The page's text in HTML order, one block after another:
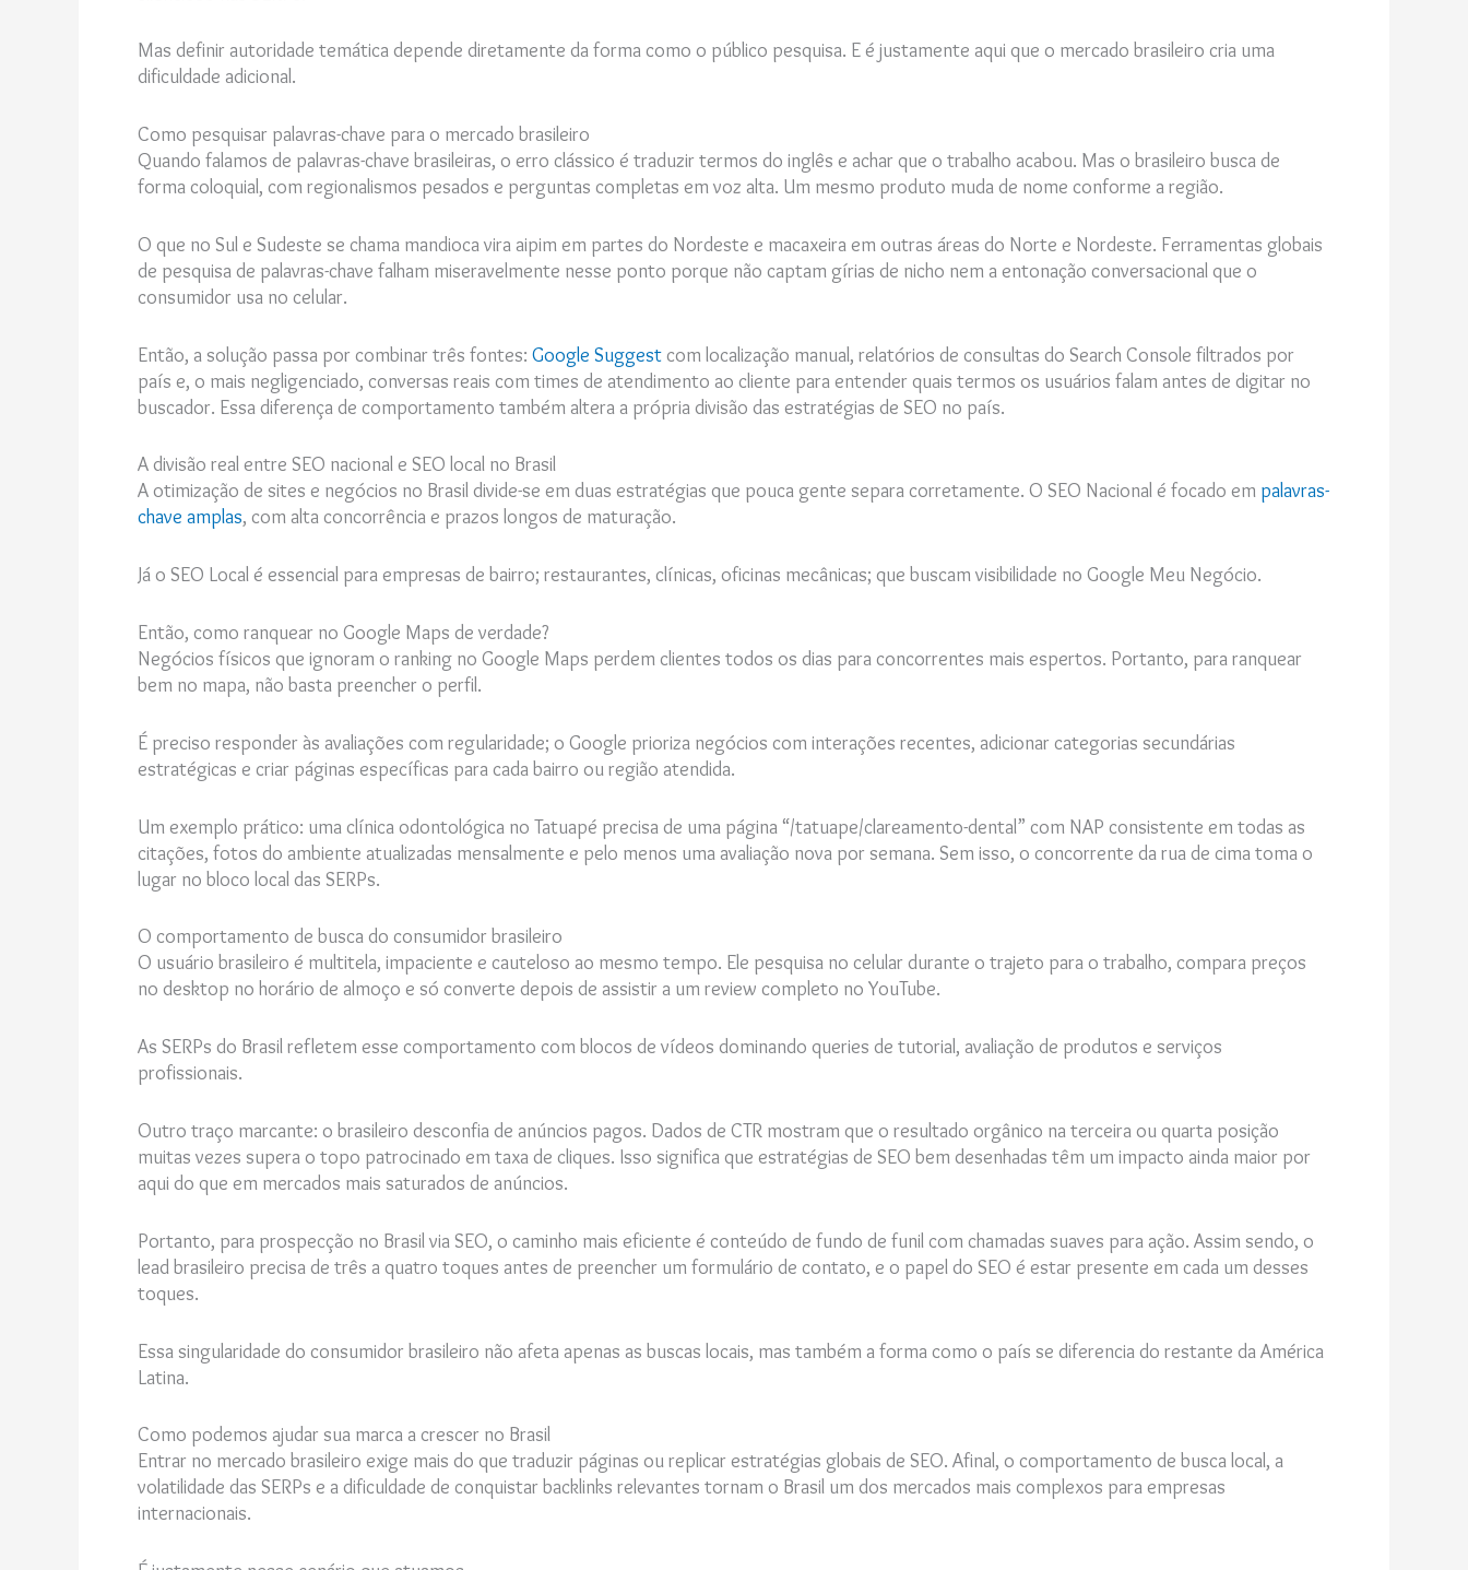
Mas definir autoridade temática depende diretamente da forma como o público pesquisa. E é justamente aqui que o mercado brasileiro cria uma
dificuldade adicional.
Como pesquisar palavras-chave para o mercado brasileiro
Quando falamos de palavras-chave brasileiras, o erro clássico é traduzir termos do inglês e achar que o trabalho acabou. Mas o brasileiro busca de
forma coloquial, com regionalismos pesados e perguntas completas em voz alta. Um mesmo produto muda de nome conforme a região.
O que no Sul e Sudeste se chama mandioca vira aipim em partes do Nordeste e macaxeira em outras áreas do Norte e Nordeste. Ferramentas globais
de pesquisa de palavras-chave falham miseravelmente nesse ponto porque não captam gírias de nicho nem a entonação conversacional que o
consumidor usa no celular.
Então, a solução passa por combinar três fontes: Google Suggestcom localização manual, relatórios de consultas do Search Console filtrados por
país e, o mais negligenciado, conversas reais com times de atendimento ao cliente para entender quais termos os usuários falam antes de digitar no
buscador. Essa diferença de comportamento também altera a própria divisão das estratégias de SEO no país.
A divisão real entre SEO nacional e SEO local no Brasil
A otimização de sites e negócios no Brasil divide-se em duas estratégias que pouca gente separa corretamente. O SEO Nacional é focado em palavras-
chave amplas, com alta concorrência e prazos longos de maturação.
Já o SEO Local é essencial para empresas de bairro; restaurantes, clínicas, oficinas mecânicas; que buscam visibilidade no Google Meu Negócio.
Então, como ranquear no Google Maps de verdade?
Negócios físicos que ignoram o ranking no Google Maps perdem clientes todos os dias para concorrentes mais espertos. Portanto, para ranquear
bem no mapa, não basta preencher o perfil.
É preciso responder às avaliações com regularidade; o Google prioriza negócios com interações recentes, adicionar categorias secundárias
estratégicas e criar páginas específicas para cada bairro ou região atendida.
Um exemplo prático: uma clínica odontológica no Tatuapé precisa de uma página “/tatuape/clareamento-dental” com NAP consistente em todas as
citações, fotos do ambiente atualizadas mensalmente e pelo menos uma avaliação nova por semana. Sem isso, o concorrente da rua de cima toma o
lugar no bloco local das SERPs.
O comportamento de busca do consumidor brasileiro
O usuário brasileiro é multitela, impaciente e cauteloso ao mesmo tempo. Ele pesquisa no celular durante o trajeto para o trabalho, compara preços
no desktop no horário de almoço e só converte depois de assistir a um review completo no YouTube.
As SERPs do Brasil refletem esse comportamento com blocos de vídeos dominando queries de tutorial, avaliação de produtos e serviços
profissionais.
Outro traço marcante: o brasileiro desconfia de anúncios pagos. Dados de CTR mostram que o resultado orgânico na terceira ou quarta posição
muitas vezes supera o topo patrocinado em taxa de cliques. Isso significa que estratégias de SEO bem desenhadas têm um impacto ainda maior por
aqui do que em mercados mais saturados de anúncios.
Portanto, para prospecção no Brasil via SEO, o caminho mais eficiente é conteúdo de fundo de funil com chamadas suaves para ação. Assim sendo, o
lead brasileiro precisa de três a quatro toques antes de preencher um formulário de contato, e o papel do SEO é estar presente em cada um desses
toques.
Essa singularidade do consumidor brasileiro não afeta apenas as buscas locais, mas também a forma como o país se diferencia do restante da América
Latina.
Como podemos ajudar sua marca a crescer no Brasil
Entrar no mercado brasileiro exige mais do que traduzir páginas ou replicar estratégias globais de SEO. Afinal, o comportamento de busca local, a
volatilidade das SERPs e a dificuldade de conquistar backlinks relevantes tornam o Brasil um dos mercados mais complexos para empresas
internacionais.